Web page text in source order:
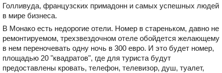
Голливуда, французских примадонн и самых успешных людей
в мире бизнеса.
В Монако есть недорогие отели. Номер в стареньком, давно не
ремонтируемом, трехзвездочном отеле обойдется желающему
в нем переночевать одну ночь в 300 евро. И это будет номер,
площадью 20 "квадратов", где для туриста будут
предоставлены кровать, телефон, телевизор, душ, туалет,